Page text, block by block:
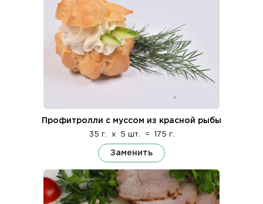
Профитролли с муссом из красной рыбы
35 г. x 5 шт. = 175 г.
Заменить